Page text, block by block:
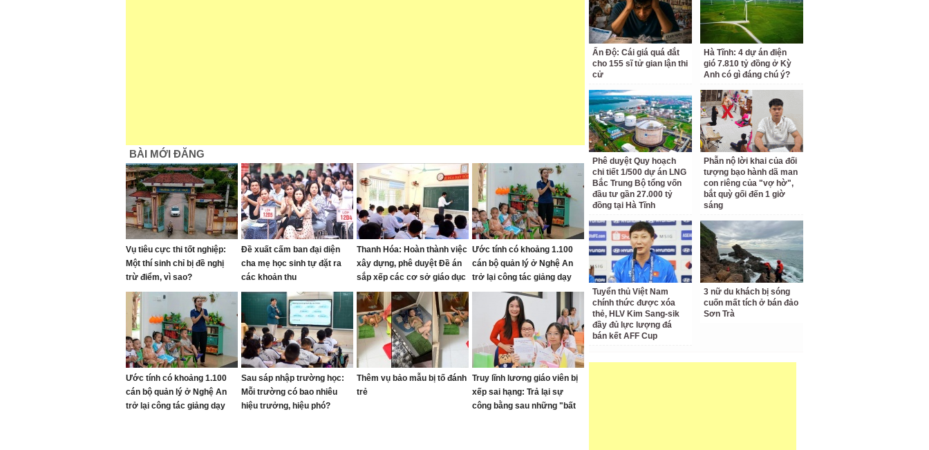
BÀI MỚI ĐĂNG
Vụ tiêu cực thi tốt nghiệp:
Một thí sinh chỉ bị đề nghị
trừ điểm, vì sao?
Đề xuất cấm ban đại diện
cha mẹ học sinh tự đặt ra
các khoản thu
Thanh Hóa: Hoàn thành việc
xây dựng, phê duyệt Đề án
sắp xếp các cơ sở giáo dục
trước ngày 15/8
Ước tính có khoảng 1.100
cán bộ quản lý ở Nghệ An
trở lại công tác giảng dạy
Ước tính có khoảng 1.100
cán bộ quản lý ở Nghệ An
trở lại công tác giảng dạy
Sau sáp nhập trường học:
Mỗi trường có bao nhiêu
hiệu trưởng, hiệu phó?
Thêm vụ bảo mẫu bị tố đánh
trẻ
Truy lĩnh lương giáo viên bị
xếp sai hạng: Trả lại sự
công bằng sau những "bất
Ấn Độ: Cái giá quá đắt
cho 155 sĩ tử gian lận thi
cử
Hà Tĩnh: 4 dự án điện
gió 7.810 tỷ đồng ở Kỳ
Anh có gì đáng chú ý?
Phê duyệt Quy hoạch
chi tiết 1/500 dự án LNG
Bắc Trung Bộ tổng vốn
đầu tư gần 27.000 tỷ
đồng tại Hà Tĩnh
Phẫn nộ lời khai của đối
tượng bạo hành dã man
con riêng của "vợ hờ",
bắt quỳ gối đến 1 giờ
sáng
Tuyển thủ Việt Nam
chính thức được xóa
thẻ, HLV Kim Sang-sik
đầy đủ lực lượng đá
bán kết AFF Cup
3 nữ du khách bị sóng
cuốn mất tích ở bán đảo
Sơn Trà